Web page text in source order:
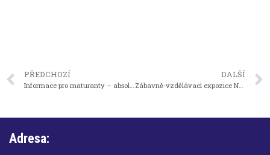
PŘEDCHOZÍ DALŠÍ
Zábavně-vzdělávací expozice Návštěvnického centra ČNB v Praze
Adresa: